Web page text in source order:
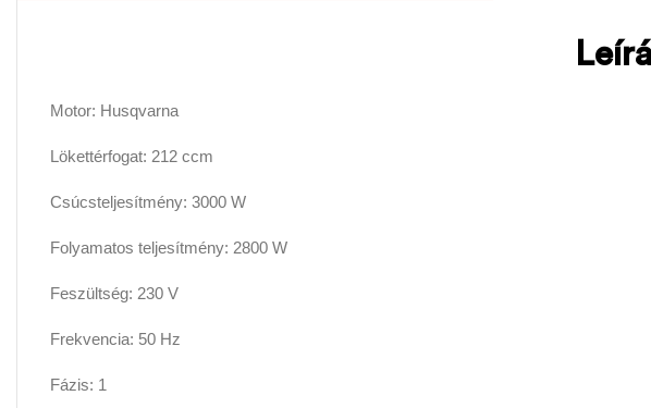
Motor: Husqvarna
Lökettérfogat: 212 ccm
Csúcsteljesítmény: 3000 W
Folyamatos teljesítmény: 2800 W
Feszültség: 230 V
Frekvencia: 50 Hz
Fázis: 1